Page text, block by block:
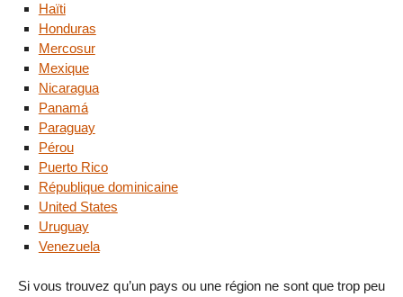
Haïti
Honduras
Mercosur
Mexique
Nicaragua
Panamá
Paraguay
Pérou
Puerto Rico
République dominicaine
United States
Uruguay
Venezuela
Si vous trouvez qu’un pays ou une région ne sont que trop peu